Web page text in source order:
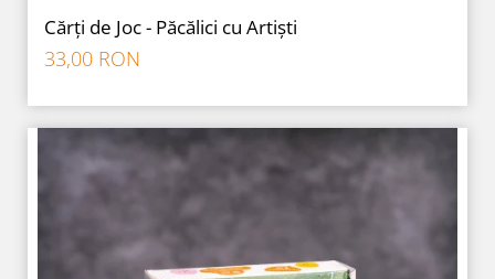
Cărți de Joc - Păcălici cu Artiști
33,00 RON